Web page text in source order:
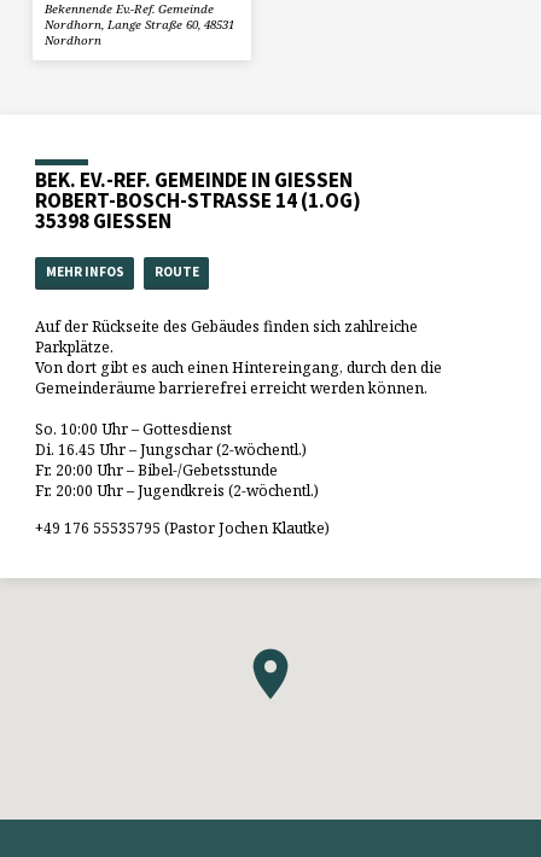
Bekennende Ev.-Ref. Gemeinde
Nordhorn, Lange Straße 60, 48531
Nordhorn
BEK. EV.-REF. GEMEINDE IN GIESSEN
ROBERT-BOSCH-STRASSE 14 (1.OG)
35398 GIESSEN
MEHR INFOS ROUTE
Auf der Rückseite des Gebäudes finden sich zahlreiche
Parkplätze.
Von dort gibt es auch einen Hintereingang, durch den die
Gemeinderäume barrierefrei erreicht werden können.
So. 10:00 Uhr – Gottesdienst
Di. 16.45 Uhr – Jungschar (2-wöchentl.)
Fr. 20:00 Uhr – Bibel-/Gebetsstunde
Fr. 20:00 Uhr – Jugendkreis (2-wöchentl.)
+49 176 55535795 (Pastor Jochen Klautke)